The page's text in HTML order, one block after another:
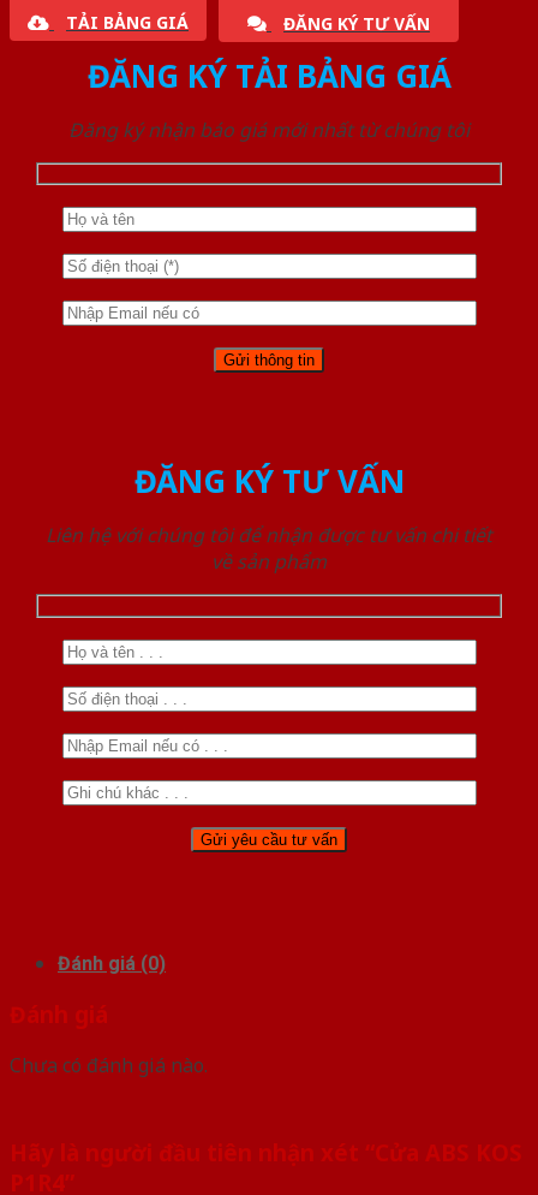
TẢI BẢNG GIÁ ĐĂNG KÝ TƯ VẤN
ĐĂNG KÝ TẢI BẢNG GIÁ
Đăng ký nhận báo giá mới nhất từ chúng tôi
ĐĂNG KÝ TƯ VẤN
Liên hệ với chúng tôi để nhận được tư vấn chi tiết
về sản phẩm
Đánh giá (0)
Đánh giá
Chưa có đánh giá nào.
Hãy là người đầu tiên nhận xét “Cửa ABS KOS
P1R4”